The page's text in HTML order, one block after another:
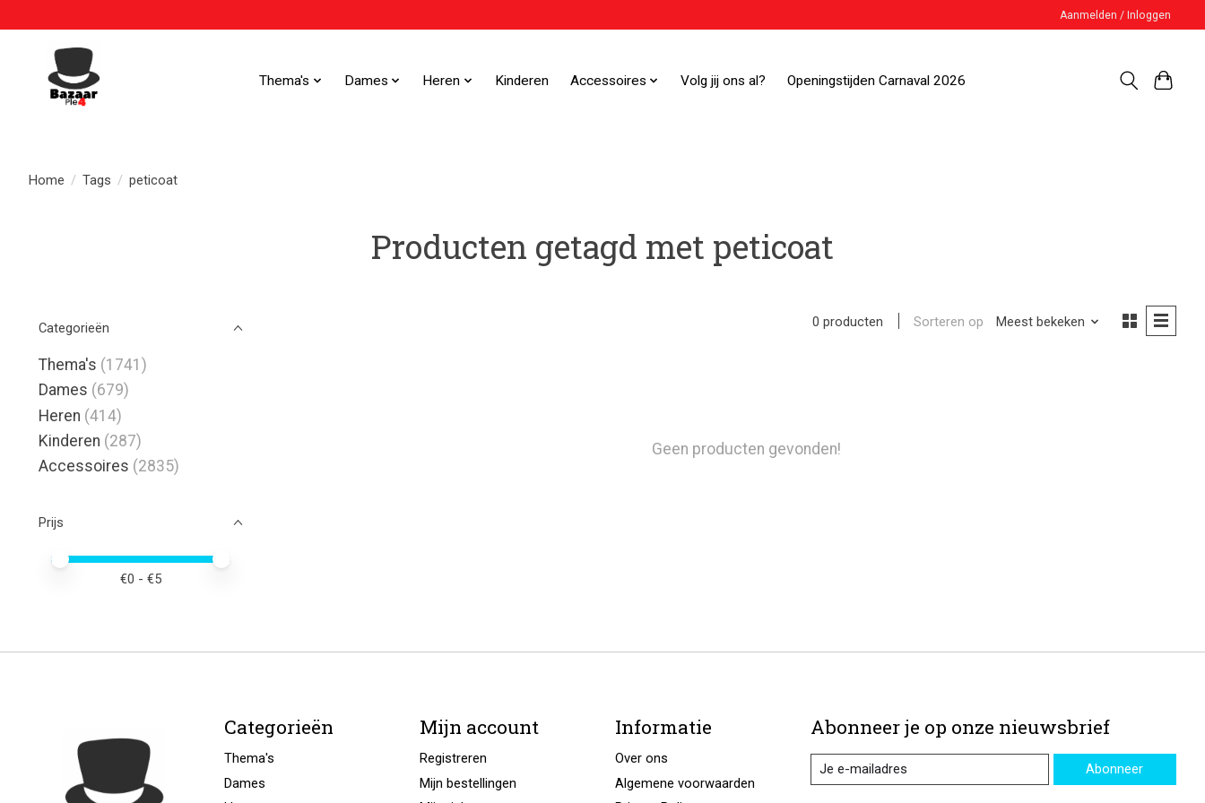
Aanmelden / Inloggen
Thema's Dames Heren Kinderen Accessoires Volg jij ons al? Openingstijden Carnaval 2026
Home / Tags / peticoat
Producten getagd met peticoat
Categorieën
Thema's (1741)
Dames (679)
Heren (414)
Kinderen (287)
Accessoires (2835)
Prijs
Minimale prijswaarde
Price maximum value
€0 - €5
0 producten Sorteren op Meest bekeken
Geen producten gevonden!
Categorieën
Thema's
Dames
Mijn account
Registreren
Mijn bestellingen
Informatie
Over ons
Algemene voorwaarden
Abonneer je op onze nieuwsbrief
Abonneer